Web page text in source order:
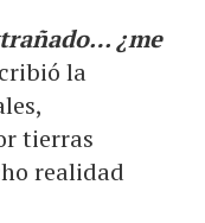
¿me
la
tierras
realidad